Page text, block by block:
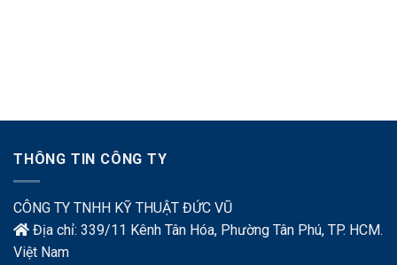
THÔNG TIN CÔNG TY
CÔNG TY TNHH KỸ THUẬT ĐỨC VŨ
Địa chỉ: 339/11 Kênh Tân Hóa, Phường Tân Phú, TP. HCM.
Việt Nam